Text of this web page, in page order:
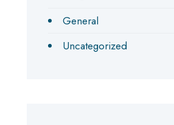
General
Uncategorized